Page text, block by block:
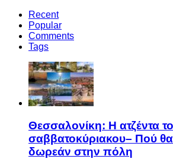
Recent
Popular
Comments
Tags
Θεσσαλονίκη: Η ατζέντα
σαββατοκύριακου– Πού θα
δωρεάν στην πόλη